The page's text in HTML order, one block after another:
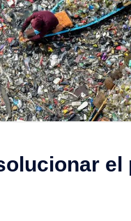
el